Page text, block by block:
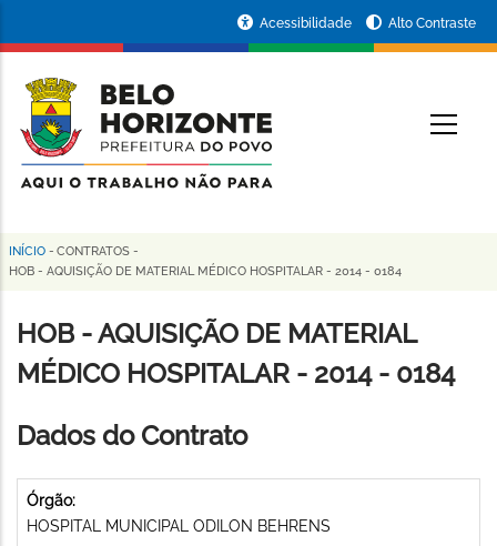
conteúdo
principal
da
Prefeitura
de
Horizonte
Acessibilidade Alto Contraste
Trilha
navegação
INÍCIO - CONTRATOS -
HOB - AQUISIÇÃO DE MATERIAL MÉDICO HOSPITALAR - 2014 - 0184
HOB - AQUISIÇÃO DE MATERIAL
MÉDICO HOSPITALAR - 2014 - 0184
Dados do Contrato
Órgão:
HOSPITAL MUNICIPAL ODILON BEHRENS